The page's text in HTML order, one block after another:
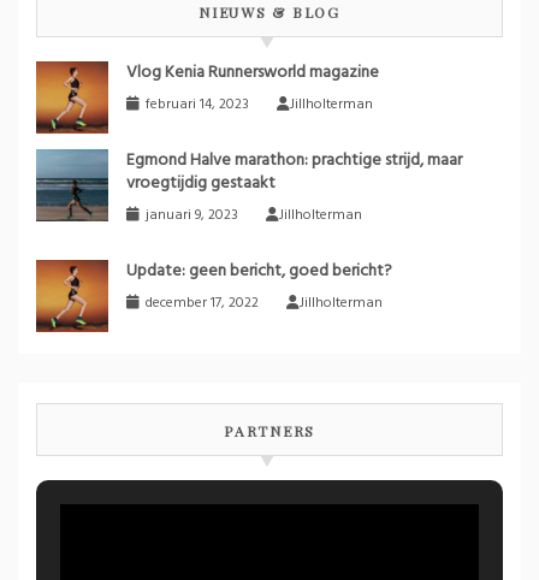
NIEUWS & BLOG
Vlog Kenia Runnersworld magazine
februari 14, 2023 Jillholterman
Egmond Halve marathon: prachtige strijd, maar
vroegtijdig gestaakt
januari 9, 2023 Jillholterman
Update: geen bericht, goed bericht?
december 17, 2022 Jillholterman
PARTNERS